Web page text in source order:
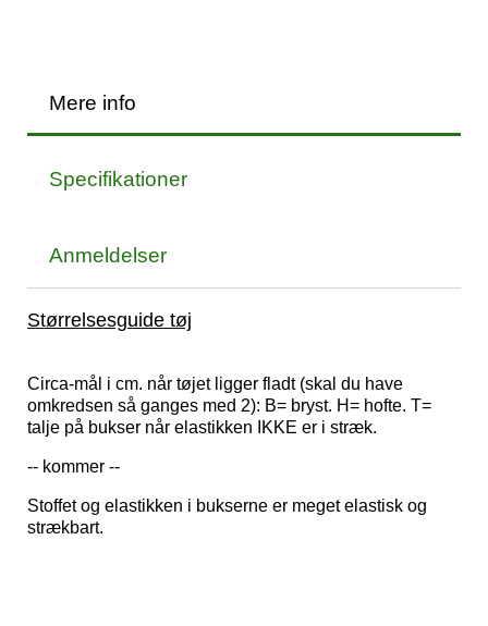
Mere info
Specifikationer
Anmeldelser
Størrelsesguide tøj
Circa-mål i cm. når tøjet ligger fladt (skal du have
omkredsen så ganges med 2): B= bryst. H= hofte. T=
talje på bukser når elastikken IKKE er i stræk.
-- kommer --
Stoffet og elastikken i bukserne er meget elastisk og
strækbart.